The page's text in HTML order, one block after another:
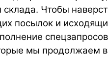
Чтобы
посылок и
мы продолжаем